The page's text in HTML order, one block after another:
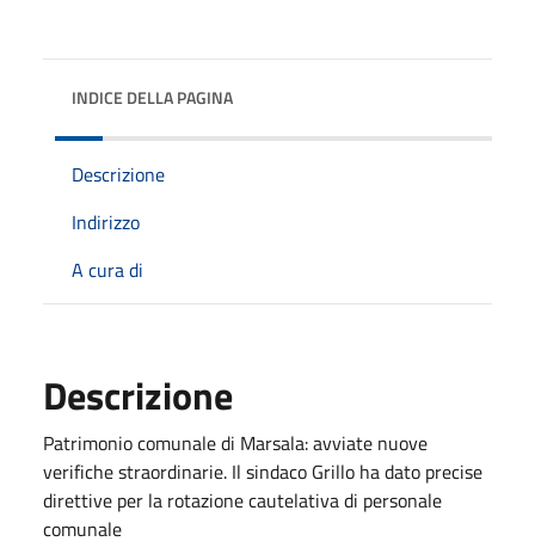
INDICE DELLA PAGINA
Descrizione
Indirizzo
A cura di
Descrizione
Patrimonio comunale di Marsala: avviate nuove
verifiche straordinarie. Il sindaco Grillo ha dato precise
direttive per la rotazione cautelativa di personale
comunale